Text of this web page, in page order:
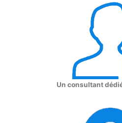
Un consultant